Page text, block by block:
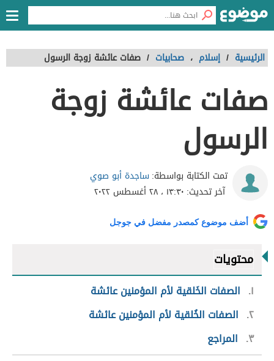
الرئيسية / إسلام ، صحابيات / صفات عائشة زوجة الرسول
صفات عائشة زوجة
الرسول
تمت الكتابة بواسطة:ساجدة أبو صوي
آخر تحديث: ١٣:٣٠ ، ٢٨ أغسطس ٢٠٢٢
أضف موضوع كمصدر مفضل في جوجل
محتويات
١
الصفات الخَلقية لأم المؤمنين عائشة
٢ الصفات الخُلقية لأم المؤمنين عائشة
٣
المراجع